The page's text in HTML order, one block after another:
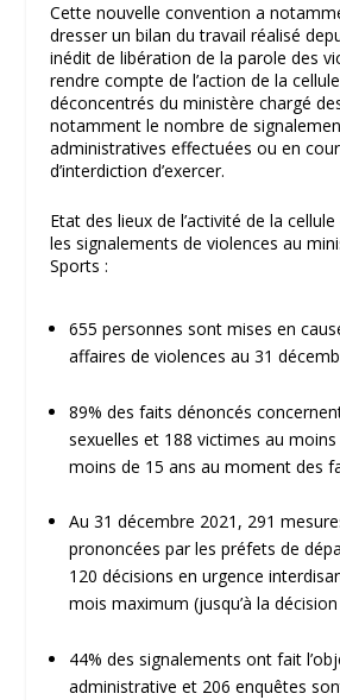
Cette nouvelle convention a
dresser un bilan du travail réalisé
inédit de libération de la parole des
rendre compte de l’action de la
déconcentrés du ministère chargé
notamment le nombre de
administratives effectuées ou en
d’interdiction d’exercer.
Etat des lieux de l’activité de la
les signalements de violences au
Sports :
655 personnes sont mises en
affaires de violences au 31
89% des faits dénoncés
sexuelles et 188 victimes au
moins de 15 ans au moment des
Au 31 décembre 2021, 291
prononcées par les préfets de
120 décisions en urgence
mois maximum (jusqu’à la
44% des signalements ont fait
administrative et 206 enquêtes